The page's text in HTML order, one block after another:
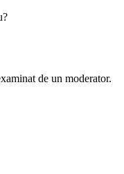
de un moderator.